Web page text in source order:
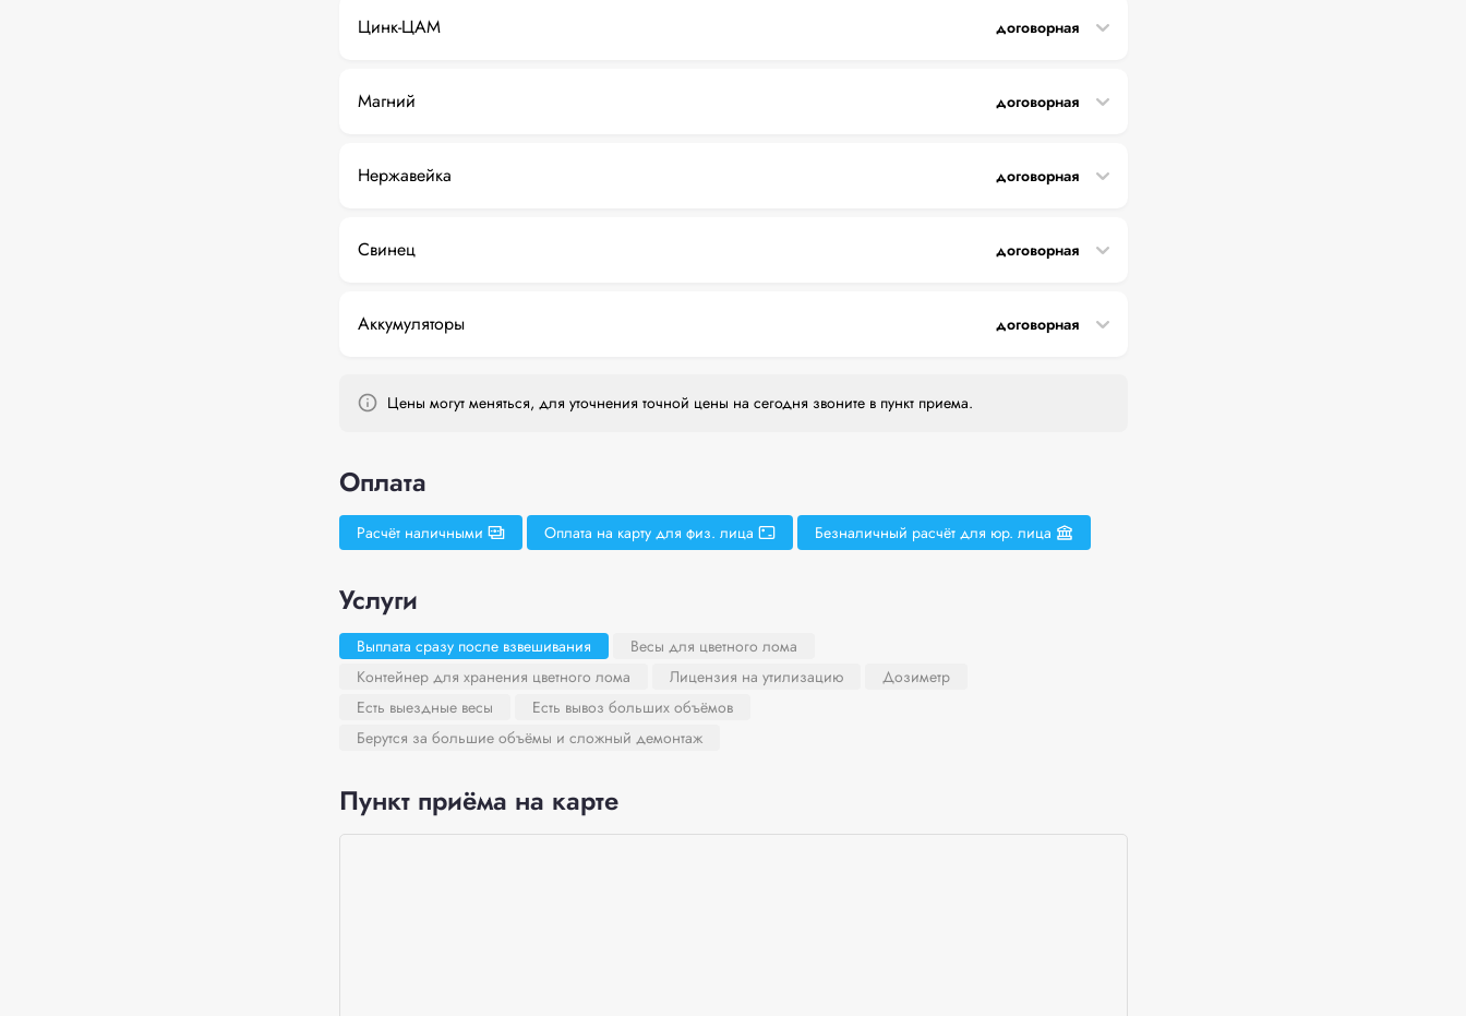
Цинк-ЦАМ договорная
Магний договорная
Нержавейка договорная
Свинец договорная
Аккумуляторы договорная
Цены могут меняться, для уточнения точной цены на сегодня звоните в пункт приема.
Оплата
Расчёт наличными Оплата на карту для физ. лица Безналичный расчёт для юр. лица
Услуги
Выплата сразу после взвешивания
Весы для цветного лома
Контейнер для хранения цветного лома
Лицензия на утилизацию
Дозиметр
Есть выездные весы
Есть вывоз больших объёмов
Берутся за большие объёмы и сложный демонтаж
Пункт приёма на карте